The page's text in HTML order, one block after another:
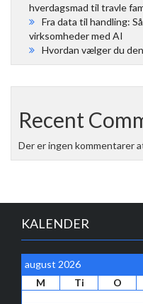
hverdagsmad til travle
Fra data til handling:
virksomheder med AI
Hvordan vælger du
Recent
Der er ingen kommentarer
KALENDER
august 2026
M
Ti O